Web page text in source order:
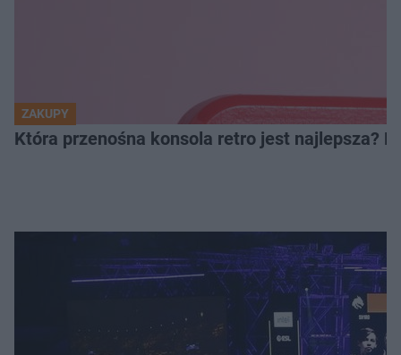
ZAKUPY
Która przenośna konsola retro jest najlepsza?